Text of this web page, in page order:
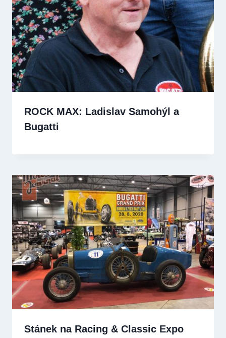
ROCK MAX: Ladislav Samohýl a
Bugatti
Stánek na Racing & Classic Expo